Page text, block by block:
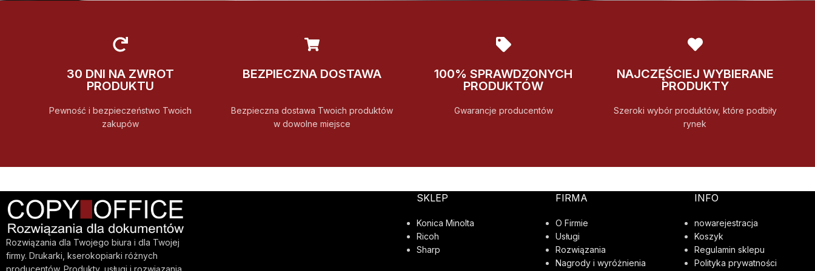
30 DNI NA ZWROT
PRODUKTU
Pewność i bezpieczeństwo Twoich
zakupów
BEZPIECZNA DOSTAWA
Bezpieczna dostawa Twoich produktów
w dowolne miejsce
100% SPRAWDZONYCH
PRODUKTÓW
Gwarancje producentów
NAJCZĘŚCIEJ WYBIERANE
PRODUKTY
Szeroki wybór produktów, które podbiły
rynek
Rozwiązania dla Twojego biura i dla Twojej
firmy. Drukarki, kserokopiarki różnych
producentów. Produkty, usługi i rozwiązania
SKLEP
Konica Minolta
Ricoh
Sharp
FIRMA
O Firmie
Usługi
Rozwiązania
Nagrody i wyróżnienia
INFO
nowarejestracja
Koszyk
Regulamin sklepu
Polityka prywatności